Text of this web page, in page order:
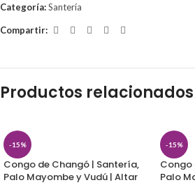
Categoría:Santería
Compartir:
Productos relacionados
-15%
Congo de Changó | Santería,
Palo Mayombe y Vudú | Altar
-15%
Congo
Palo